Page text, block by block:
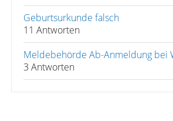
Geburtsurkunde falsch
11 Antworten
Meldebehörde Ab-Anmeldung bei
3 Antworten